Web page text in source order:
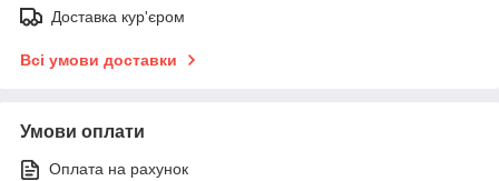
Доставка кур'єром
Всі умови доставки
Умови оплати
Оплата на рахунок